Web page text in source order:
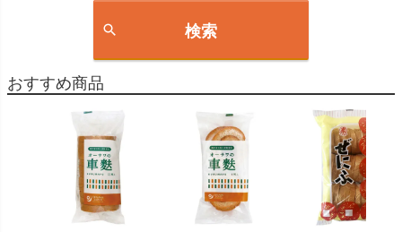
検索
おすすめ商品